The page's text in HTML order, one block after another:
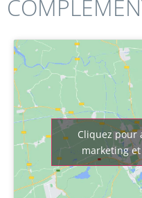
Cliquez pour
marketing